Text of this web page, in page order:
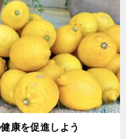
康を促進しよう